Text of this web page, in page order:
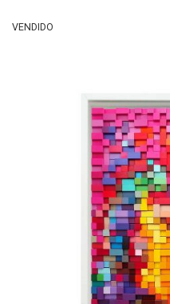
VENDIDO
-Serie